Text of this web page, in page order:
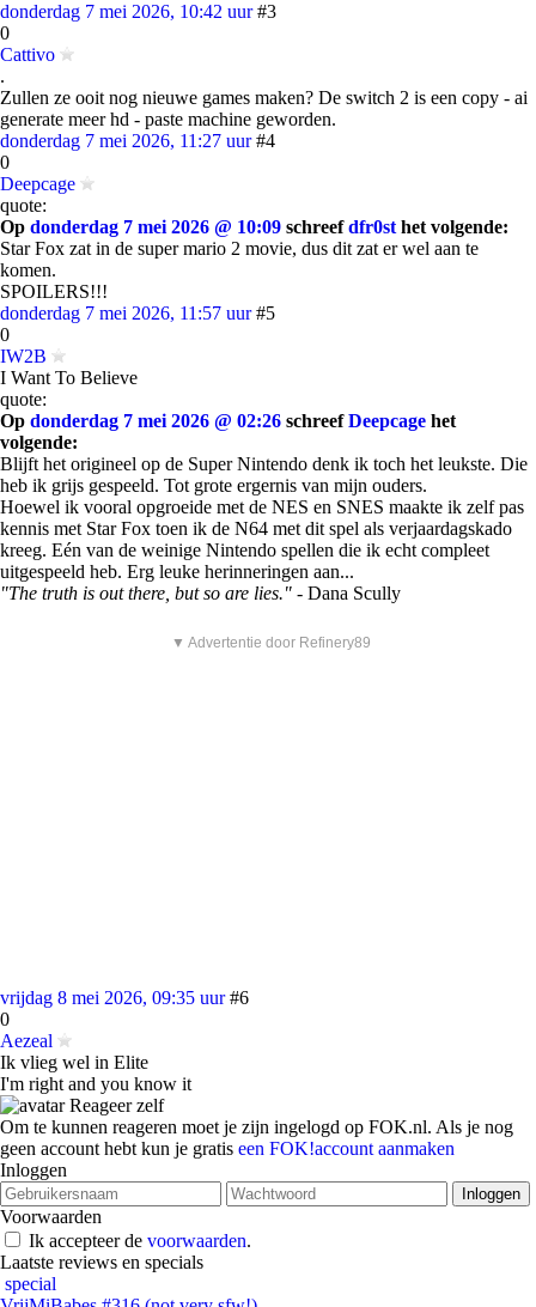
donderdag 7 mei 2026, 10:42 uur #3
0
Cattivo
.
Zullen ze ooit nog nieuwe games maken? De switch 2 is een copy - ai
generate meer hd - paste machine geworden.
donderdag 7 mei 2026, 11:27 uur #4
0
Deepcage
quote:
Op donderdag 7 mei 2026 @ 10:09 schreefdfr0st het volgende:
Star Fox zat in de super mario 2 movie, dus dit zat er wel aan te
komen.
SPOILERS!!!
donderdag 7 mei 2026, 11:57 uur #5
0
IW2B
I Want To Believe
quote:
Op donderdag 7 mei 2026 @ 02:26 schreefDeepcage het
volgende:
Blijft het origineel op de Super Nintendo denk ik toch het leukste. Die
heb ik grijs gespeeld. Tot grote ergernis van mijn ouders.
Hoewel ik vooral opgroeide met de NES en SNES maakte ik zelf pas
kennis met Star Fox toen ik de N64 met dit spel als verjaardagskado
kreeg. Eén van de weinige Nintendo spellen die ik echt compleet
uitgespeeld heb. Erg leuke herinneringen aan...
"The truth is out there, but so are lies." - Dana Scully
▼ Advertentie door Refinery89
vrijdag 8 mei 2026, 09:35 uur #6
0
Aezeal
Ik vlieg wel in Elite
I'm right and you know it
Reageer zelf
Om te kunnen reageren moet je zijn ingelogd op FOK.nl. Als je nog
geen account hebt kun je gratis een FOK!account aanmaken
Inloggen
Voorwaarden
Ik accepteer de voorwaarden.
Laatste reviews en specials
special